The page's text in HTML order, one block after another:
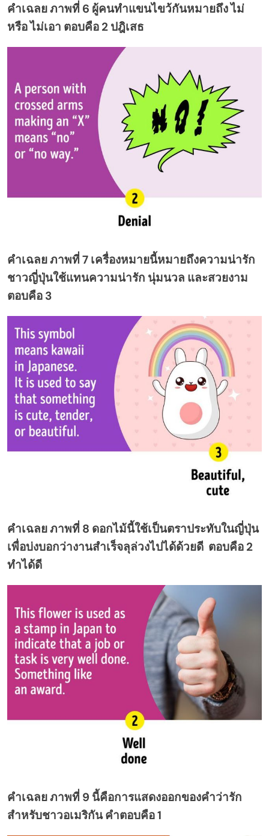
คำเฉลย ภาพที่ 6 ผู้คนทำแขนไขว้กันหมายถึง ไม่
หรือ ไม่เอา ตอบคือ 2 ปฎิเสธ
คำเฉลย ภาพที่ 7 เครื่องหมายนี้หมายถึงความน่ารัก
ชาวญี่ปุ่นใช้แทนความน่ารัก นุ่มนวล และสวยงาม
ตอบคือ 3
คำเฉลย ภาพที่ 8 ดอกไม้นี้ใช้เป็นตราประทับในญี่ปุ่น
เพื่อบ่งบอกว่างานสำเร็จลุล่วงไปได้ด้วยดี ตอบคือ 2
ทำได้ดี
คำเฉลย ภาพที่ 9 นี้คือการแสดงออกของคำว่ารัก
สำหรับชาวอเมริกัน คำตอบคือ 1